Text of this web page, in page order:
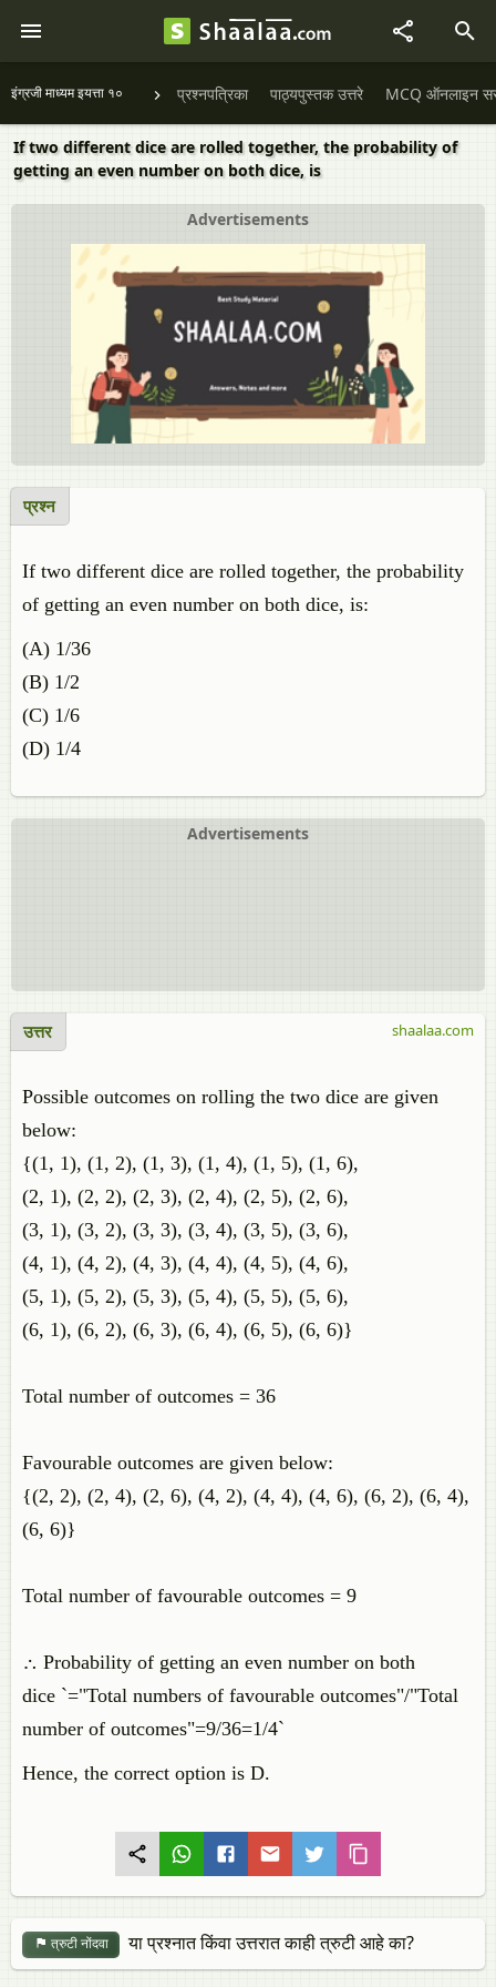
इंग्रजी माध्यम इयत्ता १० प्रश्नपत्रिका पाठ्यपुस्तक उत्तरे MCQ ऑनलाइन
If two different dice are rolled together, the probability of
getting an even number on both dice, is
Advertisements
प्रश्न
If two different dice are rolled together, the probability
of getting an even number on both dice, is:
(A) 1/36
(B) 1/2
(C) 1/6
(D) 1/4
Advertisements
उत्तर
Possible outcomes on rolling the two dice are given
below:
{(1, 1), (1, 2), (1, 3), (1, 4), (1, 5), (1, 6),
(2, 1), (2, 2), (2, 3), (2, 4), (2, 5), (2, 6),
(3, 1), (3, 2), (3, 3), (3, 4), (3, 5), (3, 6),
(4, 1), (4, 2), (4, 3), (4, 4), (4, 5), (4, 6),
(5, 1), (5, 2), (5, 3), (5, 4), (5, 5), (5, 6),
(6, 1), (6, 2), (6, 3), (6, 4), (6, 5), (6, 6)}
Total number of outcomes = 36
Favourable outcomes are given below:
{(2, 2), (2, 4), (2, 6), (4, 2), (4, 4), (4, 6), (6, 2), (6, 4),
(6, 6)}
Total number of favourable outcomes = 9
∴ Probability of getting an even number on both
dice `="Total numbers of favourable outcomes"/"Total
number of outcomes"=9/36=1/4`
Hence, the correct option is D.
shaalaa.com
त्रुटी नोंदवा या प्रश्नात किंवा उत्तरात काही त्रुटी आहे का?